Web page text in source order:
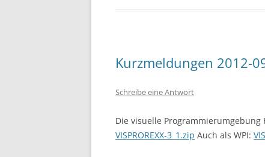
Kurzmeldungen 2012-
Schreibe eine Antwort
Die visuelle Programmierumgebung
VISPROREXX-3_1.zip Auch als WPI: